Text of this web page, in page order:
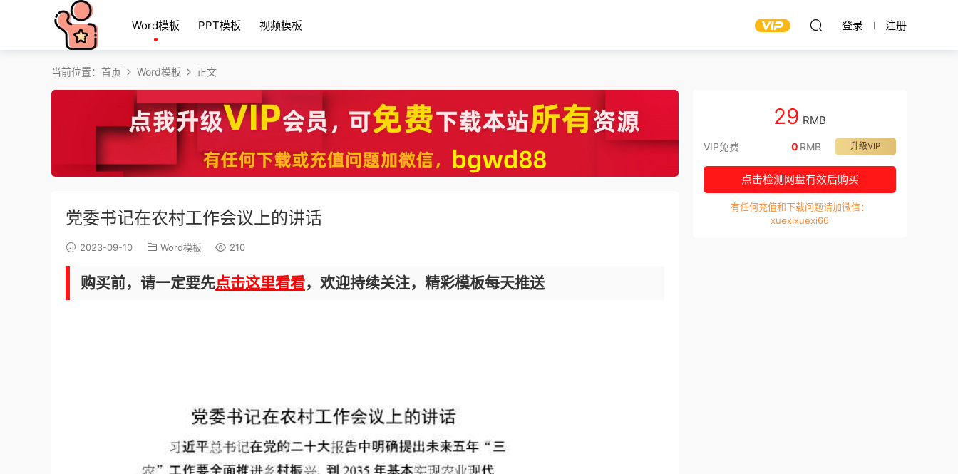
Word模板 PPT模板 视频模板 登录 注册
当前位置： 首页 Word模板 正文
党委书记在农村工作会议上的讲话
2023-09-10 Word模板 210
购买前，请一定要先点击这里看看，欢迎持续关注，精彩模板每天推送
29 RMB
VIP免费 升级VIP
0 RMB
点击检测网盘有效后购买
有任何充值和下载问题请加微信：
xuexixuexi66